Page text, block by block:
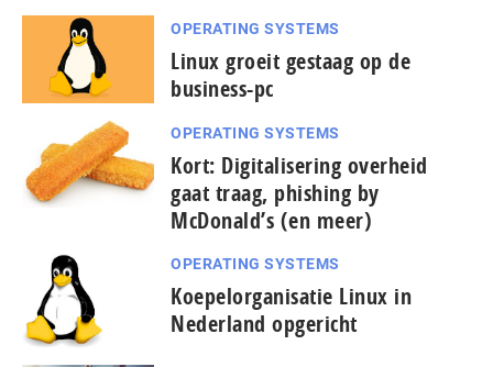
OPERATING SYSTEMS
Linux groeit gestaag op de
business-pc
OPERATING SYSTEMS
Kort: Digitalisering overheid
gaat traag, phishing by
McDonald’s (en meer)
OPERATING SYSTEMS
Koepelorganisatie Linux in
Nederland opgericht